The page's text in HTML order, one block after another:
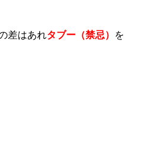
差はあれタブー（禁忌）
を